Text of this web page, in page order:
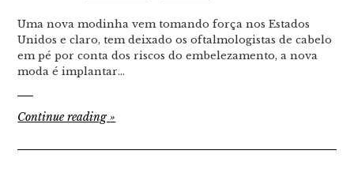
Uma nova modinha vem tomando força nos Estados
Unidos e claro, tem deixado os oftalmologistas de cabelo
em pé por conta dos riscos do embelezamento, a nova
moda é implantar…
Continue reading»